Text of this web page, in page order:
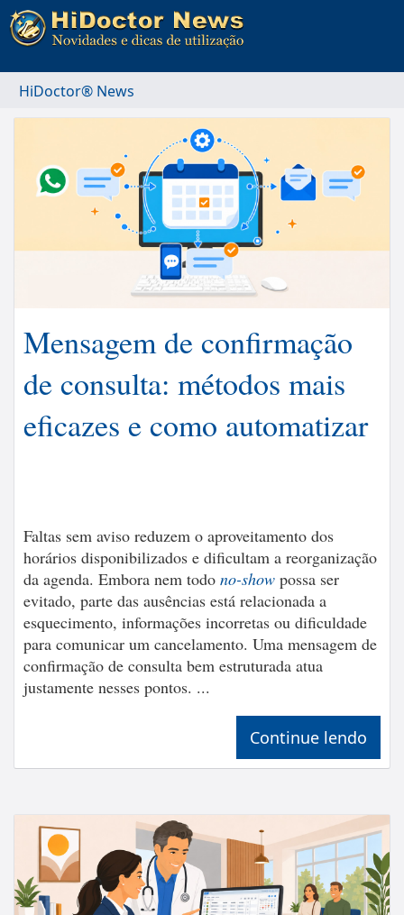
HiDoctor® News
Mensagem de confirmação
de consulta: métodos mais
eficazes e como automatizar
Faltas sem aviso reduzem o aproveitamento dos
horários disponibilizados e dificultam a reorganização
da agenda. Embora nem todo no-show possa ser
evitado, parte das ausências está relacionada a
esquecimento, informações incorretas ou dificuldade
para comunicar um cancelamento. Uma mensagem de
confirmação de consulta bem estruturada atua
justamente nesses pontos. ...
Continue lendo